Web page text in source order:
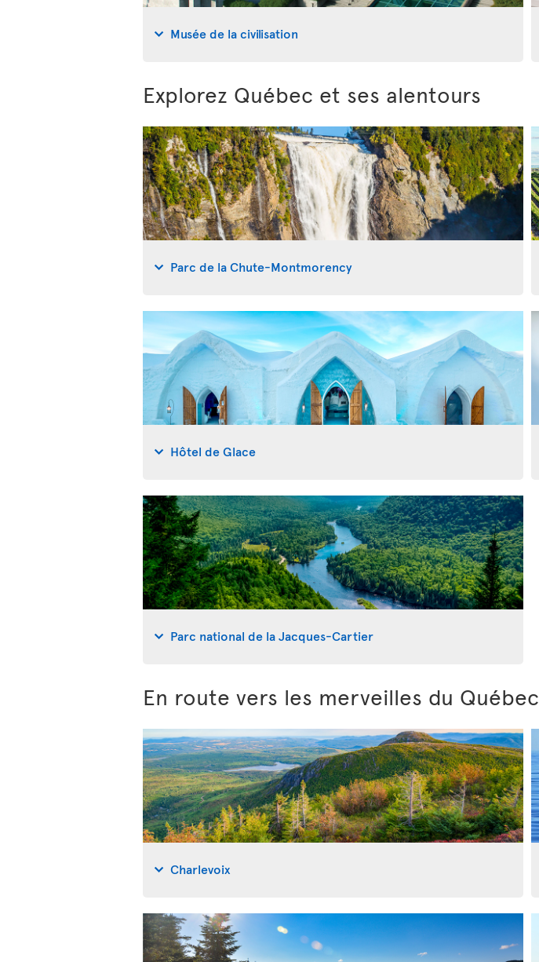
Musée de la civilisation
Explorez Québec et ses alentours
Parc de la Chute-Montmorency
Hôtel de Glace
Parc national de la Jacques-Cartier
En route vers les merveilles du Québec
Charlevoix